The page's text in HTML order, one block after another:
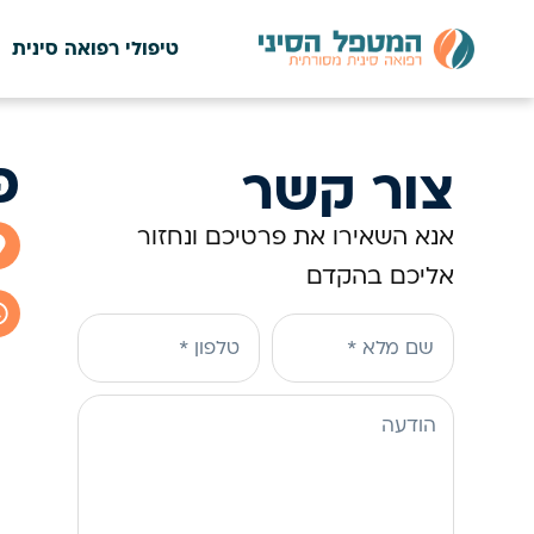
טיפולי רפואה סינית
צור קשר
אנא השאירו את פרטיכם ונחזור
אליכם בהקדם